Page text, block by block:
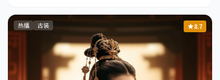
热播 古装 8.7